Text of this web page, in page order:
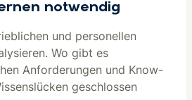
notwendig
und personellen
Wo gibt es
Anforderungen und Know-
geschlossen